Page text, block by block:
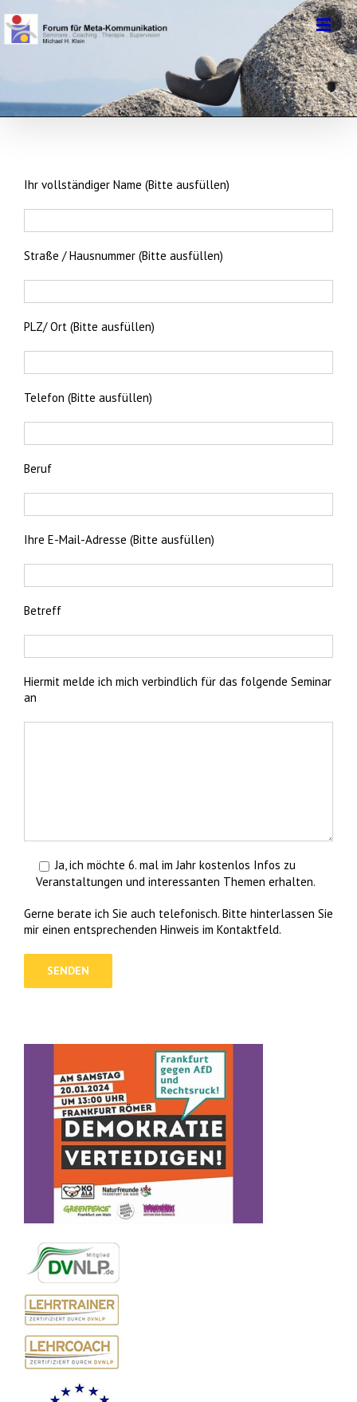
Ihr vollständiger Name (Bitte ausfüllen)
Straße / Hausnummer (Bitte ausfüllen)
PLZ/ Ort (Bitte ausfüllen)
Telefon (Bitte ausfüllen)
Beruf
Ihre E-Mail-Adresse (Bitte ausfüllen)
Betreff
Hiermit melde ich mich verbindlich für das folgende Seminar
an
Ja, ich möchte 6. mal im Jahr kostenlos Infos zu
Veranstaltungen und interessanten Themen erhalten.
Gerne berate ich Sie auch telefonisch. Bitte hinterlassen Sie
mir einen entsprechenden Hinweis im Kontaktfeld.